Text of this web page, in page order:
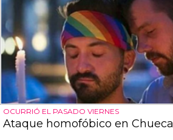
OCURRIÓ EL PASADO VIERNES
Ataque homofóbico en Chueca